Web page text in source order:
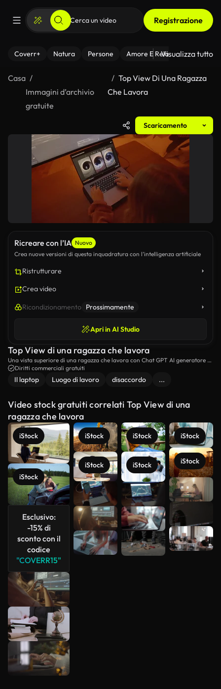
Registrazione
Coverr+ Natura Persone Amore E Relazioni Il
Visualizza tutto
Casa
Immagini d’archivio
gratuite
Top View Di Una Ragazza
Che Lavora
Scaricamento
Ricreare con l’IA Nuovo
Crea nuove versioni di questa inquadratura con l’intelligenza artificiale
Ristrutturare
Crea video
Ricondizionamento Prossimamente
Apri in AI Studio
Top View di una ragazza che lavora
Una vista superiore di una ragazza che lavora con Chat GPT AI generatore di
immagini online.
Diritti commerciali gratuiti
Il laptop Luogo di lavoro disaccordo ...
Video stock gratuiti correlati Top View di una
ragazza che lavora
iStock
iStock
Esclusivo:
-15% di
sconto con il
codice
"COVERR15"
iStock
iStock
iStock
iStock
iStock
iStock
Scopri di
più